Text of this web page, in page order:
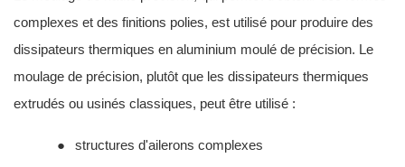
complexes et des finitions polies, est utilisé pour produire des
dissipateurs thermiques en aluminium moulé de précision. Le
moulage de précision, plutôt que les dissipateurs thermiques
extrudés ou usinés classiques, peut être utilisé :
● structures d'ailerons complexes